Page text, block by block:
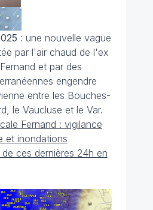
: une nouvelle vague
par l'air chaud de l'ex
et par des
engendre
entre les Bouches-
le Vaucluse et le Var.
Fernand : vigilance
et inondations
ces dernières 24h en